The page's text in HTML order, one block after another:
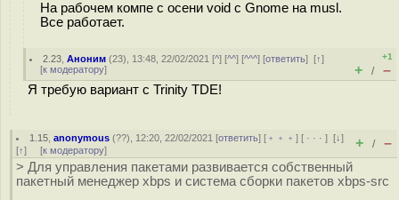
На рабочем компе с осени void c Gnome на musl.
Все работает.
2.23 ,Аноним (23), 13:48, 22/02/2021 [^] [^^] [^^^] [ответить][↑]
[к модератору]
+1
+ / –
Я требую вариант с Trinity TDE!
1.15 ,anonymous (??), 12:20, 22/02/2021 [ответить] [ ﹢﹢﹢] [ · · ·][↓]
[↑] [к модератору] + / –
> Для управления пакетами развивается собственный
пакетный менеджер xbps и система сборки пакетов xbps-src